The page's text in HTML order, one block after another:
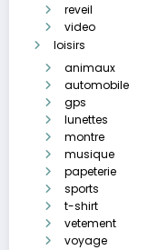
reveil
video
loisirs
animaux
automobile
gps
lunettes
montre
musique
papeterie
sports
t-shirt
vetement
voyage